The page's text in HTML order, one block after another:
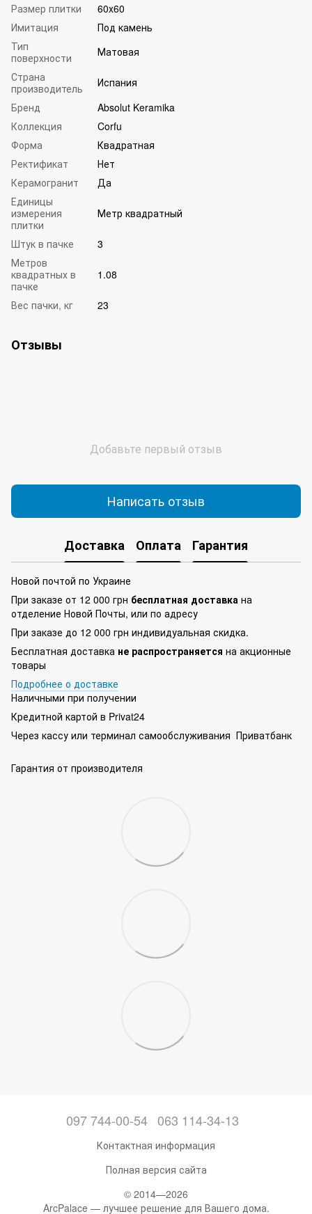
Размер плитки
60x60
Имитация
Под камень
Тип
поверхности
Матовая
Страна
производитель
Испания
Бренд
Absolut Keramika
Коллекция
Corfu
Форма
Квадратная
Ректификат
Нет
Керамогранит
Да
Единицы
измерения
плитки
Метр квадратный
Штук в пачке
3
Метров
квадратных в
пачке
1.08
Вес пачки, кг 23
Отзывы
Добавьте первый отзыв
Написать отзыв
Доставка Оплата Гарантия
Новой почтой по Украине
При заказе от 12 000 грн бесплатная доставка на
отделение Новой Почты, или по адресу
При заказе до 12 000 грн индивидуальная скидка.
Бесплатная доставка не распространяется на акционные
товары
Подробнее о доставке
Наличными при получении
Кредитной картой в Privat24
Через кассу или терминал самообслуживания Приватбанк
Гарантия от производителя
097 744-00-54 063 114-34-13
Контактная информация
Полная версия сайта
© 2014—2026
ArcPalace — лучшее решение для Вашего дома.